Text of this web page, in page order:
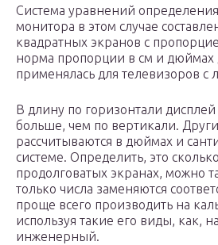
Система уравнений
монитора в этом случае
квадратных экранов с
норма пропорции в см и дюймах
применялась для телевизоров с
В длину по горизонтали дисплей
больше, чем по вертикали.
рассчитываются в дюймах и
системе. Определить, это
продолговатых экранах, можно
только числа заменяются
проще всего производить на
используя такие его виды, как,
инженерный.